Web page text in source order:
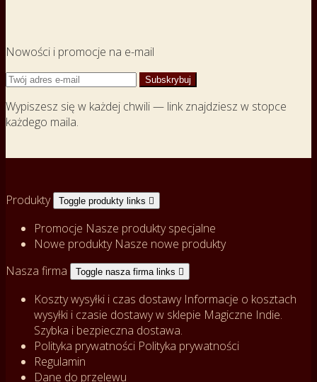
Nowości i promocje na e-mail
Wypiszesz się w każdej chwili — link znajdziesz w stopce
każdego maila.
Produkty Toggle produkty links 
Promocje Nasze produkty specjalne
Nowe produkty Nasze nowe produkty
Nasza firma
Toggle nasza firma links 
Koszty wysyłki i czas dostawy Informacje o kosztach
wysyłki i czasie dostawy w sklepie Magiczne Indie.
Szybka i bezpieczna dostawa.
Polityka prywatności Polityka prywatności
Regulamin
Dane do przelewu